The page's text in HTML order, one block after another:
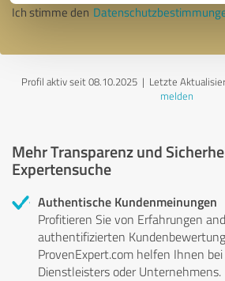
Ich stimme den
Profil aktiv seit 08.10.2025 | Letzte
melden
Mehr Transparenz und
Expertensuche
Authentische Kundenmeinungen
Profitieren Sie von Erfahrungen
authentifizierten
ProvenExpert.com helfen Ihnen
Dienstleisters oder Unternehmens.